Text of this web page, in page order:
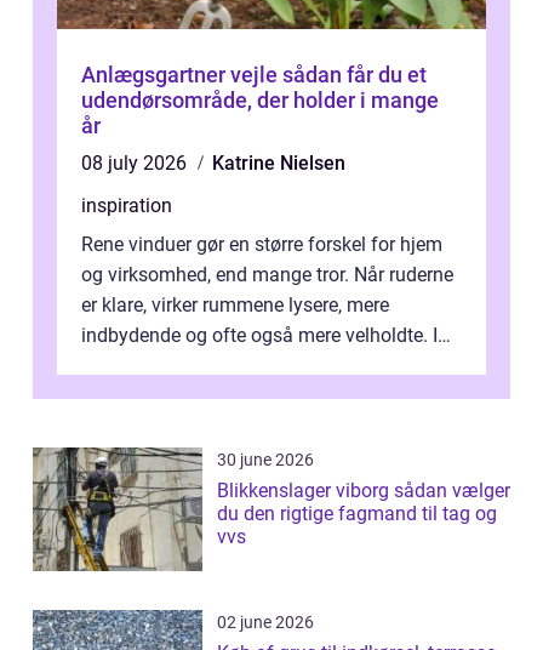
Anlægsgartner vejle sådan får du et
udendørsområde, der holder i mange
år
08 july 2026
Katrine Nielsen
inspiration
Rene vinduer gør en større forskel for hjem
og virksomhed, end mange tror. Når ruderne
er klare, virker rummene lysere, mere
indbydende og ofte også mere velholdte. I
30 june 2026
Blikkenslager viborg sådan vælger
du den rigtige fagmand til tag og
vvs
02 june 2026